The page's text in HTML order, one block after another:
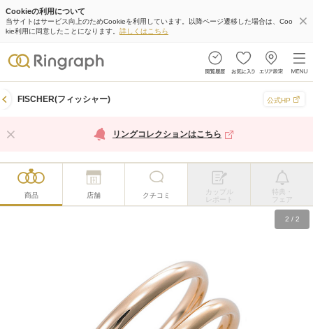
Cookieの利用について
当サイトはサービス向上のためCookieを利用しています。以降ページ遷移した場合は、Coo
kie利用に同意したことになります。 詳しくはこちら
FISCHER(フィッシャー) 公式HP
リングコレクションはこちら
商品 店舗 クチコミ
カップル
レポート
特典・
フェア
2 / 2